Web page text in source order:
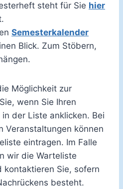
steht für Sie hier
Semesterkalender
Blick. Zum Stöbern,
Möglichkeit zur
wenn Sie Ihren
der Liste anklicken. Bei
Veranstaltungen können
eintragen. Im Falle
wir die Warteliste
kontaktieren Sie, sofern
besteht.